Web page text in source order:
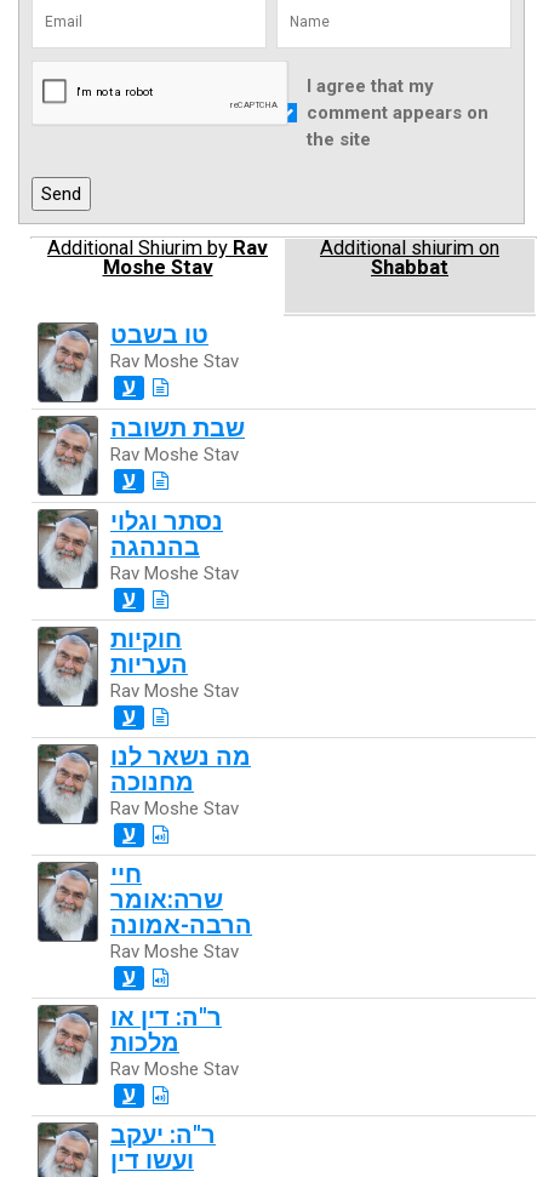
I agree that my
comment appears on
the site
Additional Shiurim by Rav
Moshe Stav
Additional shiurim on
Shabbat
טו בשבט
Rav Moshe Stav
ע
שבת תשובה
Rav Moshe Stav
ע
נסתר וגלוי
בהנהגה
Rav Moshe Stav
ע
חוקיות
העריות
Rav Moshe Stav
ע
מה נשאר לנו
מחנוכה
Rav Moshe Stav
ע
חיי
שרה:אומר
הרבה-אמונה
Rav Moshe Stav
ע
ר"ה: דין או
מלכות
Rav Moshe Stav
ע
ר"ה: יעקב
ועשו דין